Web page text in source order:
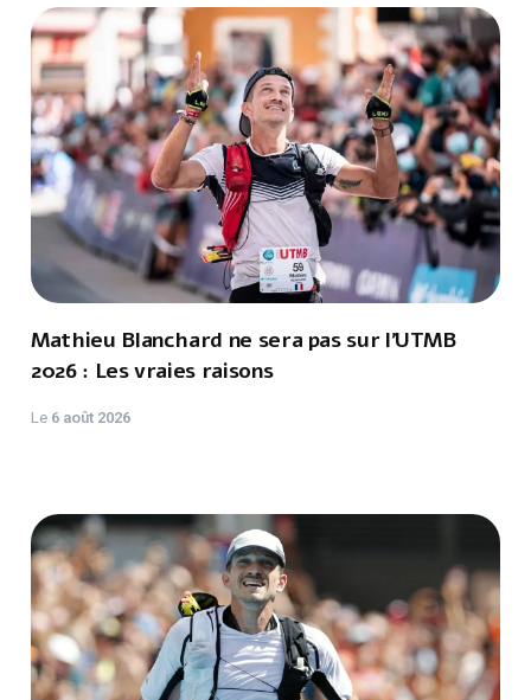
Mathieu Blanchard ne sera pas sur l'UTMB
2026 : Les vraies raisons
Le 6 août 2026